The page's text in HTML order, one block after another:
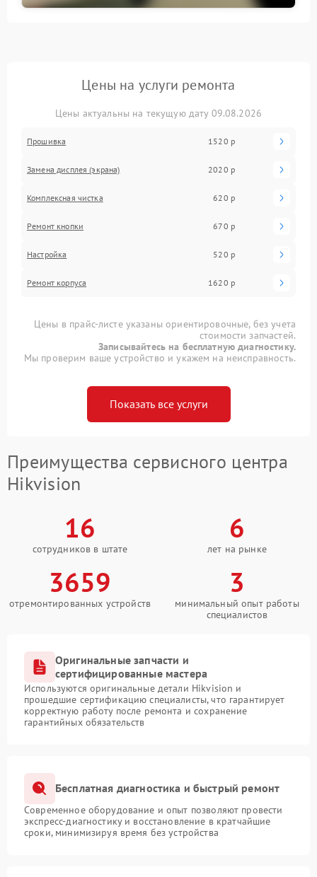
Цены на услуги ремонта
Цены актуальны на текущую дату 09.08.2026
Прошивка 1520 р
Замена дисплея (экрана) 2020 р
Комплексная чистка 620 р
Ремонт кнопки 670 р
Настройка 520 р
Ремонт корпуса 1620 р
Цены в прайс-листе указаны ориентировочные, без учета
стоимости запчастей.
Записывайтесь на бесплатную диагностику.
Мы проверим ваше устройство и укажем на неисправность.
Показать все услуги
Преимущества сервисного центра
Hikvision
16
сотрудников в штате
6
лет на рынке
3659
отремонтированных устройств
3
минимальный опыт работы
специалистов
Оригинальные запчасти и
сертифицированные мастера
Используются оригинальные детали Hikvision и
прошедшие сертификацию специалисты, что гарантирует
корректную работу после ремонта и сохранение
гарантийных обязательств
Бесплатная диагностика и быстрый ремонт
Современное оборудование и опыт позволяют провести
экспресс-диагностику и восстановление в кратчайшие
сроки, минимизируя время без устройства